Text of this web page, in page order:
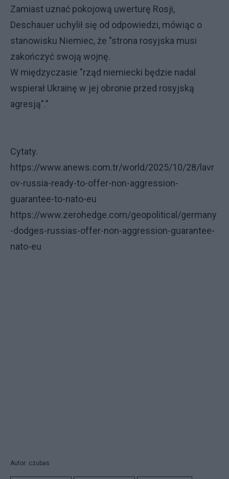
Zamiast uznać pokojową uwerturę Rosji,
Deschauer uchylił się od odpowiedzi, mówiąc o
stanowisku Niemiec, że "strona rosyjska musi
zakończyć swoją wojnę.
W międzyczasie "rząd niemiecki będzie nadal
wspierał Ukrainę w jej obronie przed rosyjską
agresją".”
Cytaty.
https://www.anews.com.tr/world/2025/10/28/lavr
ov-russia-ready-to-offer-non-aggression-
guarantee-to-nato-eu
https://www.zerohedge.com/geopolitical/germany
-dodges-russias-offer-non-aggression-guarantee-
nato-eu
Autor: czubas